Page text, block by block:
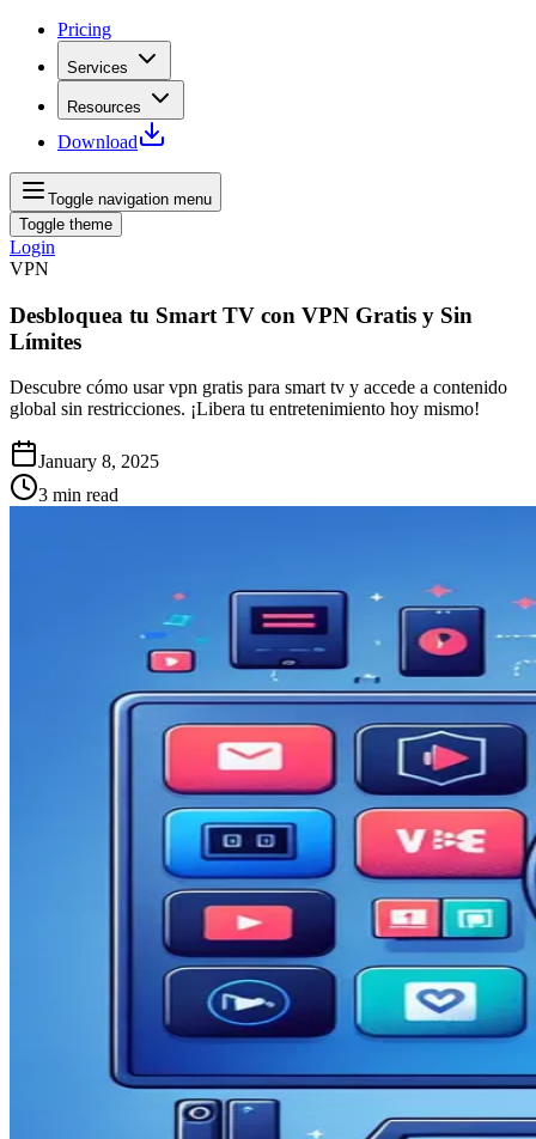
Pricing
Services
Resources
Download
Toggle navigation menu
Toggle theme
Login
VPN
Desbloquea tu Smart TV con VPN Gratis y Sin
Límites
Descubre cómo usar vpn gratis para smart tv y accede a contenido
global sin restricciones. ¡Libera tu entretenimiento hoy mismo!
January 8, 2025
3 min read